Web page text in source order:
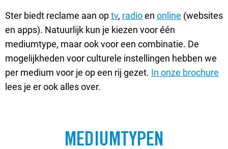
Ster biedt reclame aan optv, radioen online (websites
en apps). Natuurlijk kun je kiezen voor één
mediumtype, maar ook voor een combinatie. De
mogelijkheden voor culturele instellingen hebben we
per medium voor je op een rij gezet. In onze brochure
lees je er ook alles over.
MEDIUMTYPEN